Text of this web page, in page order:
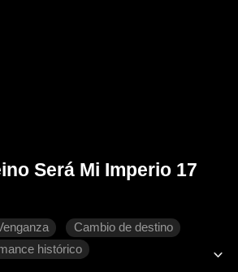
Será Mi Imperio 17
Cambio de destino
histórico